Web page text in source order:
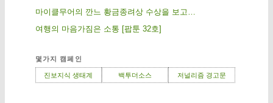
마이클무어의 깐느 황금종려상 수상을 보고…
여행의 마음가짐은 소통 [팝툰 32호]
몇가지 캠페인
진보지식 생태계 백투더소스 저널리즘 경고문